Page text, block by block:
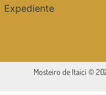
Expediente
Mosteiro de Itaici ©